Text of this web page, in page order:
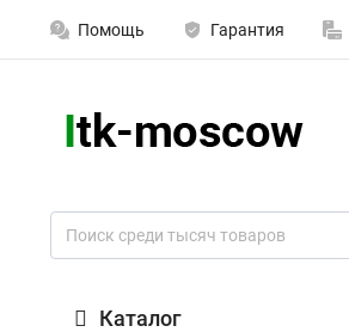
Помощь Гарантия
Каталог